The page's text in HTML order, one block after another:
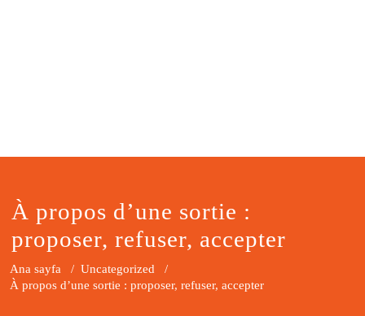
À propos d’une sortie :
proposer, refuser, accepter
Ana sayfa / Uncategorized /
À propos d’une sortie : proposer, refuser, accepter